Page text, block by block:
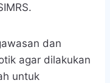
dan
agar dilakukan
untuk